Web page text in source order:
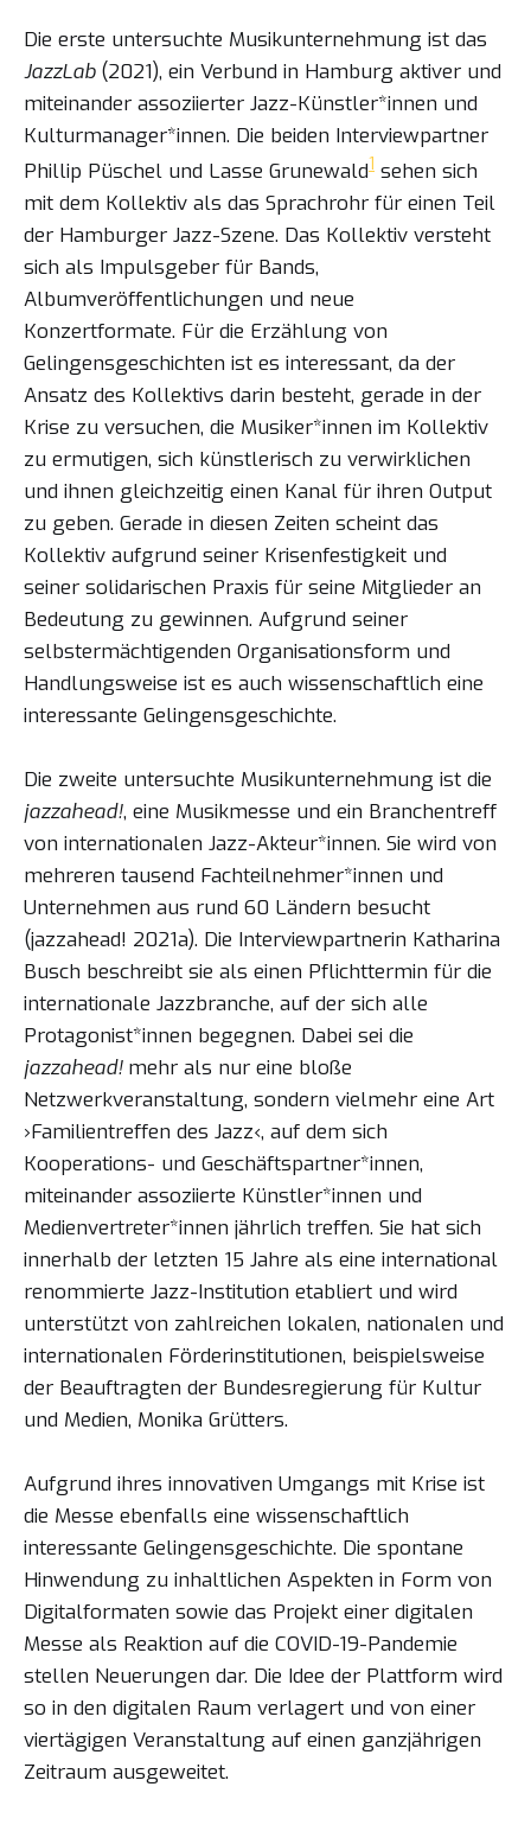
Die erste untersuchte Musikunternehmung ist das
JazzLab (2021), ein Verbund in Hamburg aktiver und
miteinander assoziierter Jazz-Künstler*innen und
Kulturmanager*innen. Die beiden Interviewpartner
Phillip Püschel und Lasse Grunewald1 sehen sich
mit dem Kollektiv als das Sprachrohr für einen Teil
der Hamburger Jazz-Szene. Das Kollektiv versteht
sich als Impulsgeber für Bands,
Albumveröffentlichungen und neue
Konzertformate. Für die Erzählung von
Gelingensgeschichten ist es interessant, da der
Ansatz des Kollektivs darin besteht, gerade in der
Krise zu versuchen, die Musiker*innen im Kollektiv
zu ermutigen, sich künstlerisch zu verwirklichen
und ihnen gleichzeitig einen Kanal für ihren Output
zu geben. Gerade in diesen Zeiten scheint das
Kollektiv aufgrund seiner Krisenfestigkeit und
seiner solidarischen Praxis für seine Mitglieder an
Bedeutung zu gewinnen. Aufgrund seiner
selbstermächtigenden Organisationsform und
Handlungsweise ist es auch wissenschaftlich eine
interessante Gelingensgeschichte.
Die zweite untersuchte Musikunternehmung ist die
jazzahead!, eine Musikmesse und ein Branchentreff
von internationalen Jazz-Akteur*innen. Sie wird von
mehreren tausend Fachteilnehmer*innen und
Unternehmen aus rund 60 Ländern besucht
(jazzahead! 2021a). Die Interviewpartnerin Katharina
Busch beschreibt sie als einen Pflichttermin für die
internationale Jazzbranche, auf der sich alle
Protagonist*innen begegnen. Dabei sei die
jazzahead! mehr als nur eine bloße
Netzwerkveranstaltung, sondern vielmehr eine Art
›Familientreffen des Jazz‹, auf dem sich
Kooperations- und Geschäftspartner*innen,
miteinander assoziierte Künstler*innen und
Medienvertreter*innen jährlich treffen. Sie hat sich
innerhalb der letzten 15 Jahre als eine international
renommierte Jazz-Institution etabliert und wird
unterstützt von zahlreichen lokalen, nationalen und
internationalen Förderinstitutionen, beispielsweise
der Beauftragten der Bundesregierung für Kultur
und Medien, Monika Grütters.
Aufgrund ihres innovativen Umgangs mit Krise ist
die Messe ebenfalls eine wissenschaftlich
interessante Gelingensgeschichte. Die spontane
Hinwendung zu inhaltlichen Aspekten in Form von
Digitalformaten sowie das Projekt einer digitalen
Messe als Reaktion auf die COVID-19-Pandemie
stellen Neuerungen dar. Die Idee der Plattform wird
so in den digitalen Raum verlagert und von einer
viertägigen Veranstaltung auf einen ganzjährigen
Zeitraum ausgeweitet.